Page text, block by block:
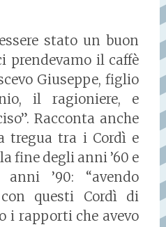
stato un buon
prendevamo il caffè
Giuseppe, figlio
il ragioniere, e
Racconta anche
tregua tra i Cordì e
fine degli anni ’60 e
’90: “avendo
questi Cordì di
i rapporti che avevo